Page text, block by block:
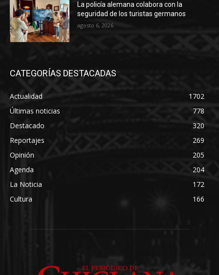
La policía alemana colabora con la
seguridad de los turistas germanos
agosto 6, 2026
CATEGORÍAS DESTACADAS
Actualidad
1702
Últimas noticias
778
Destacado
320
Reportajes
269
Opinión
205
Agenda
204
La Noticia
172
Cultura
166